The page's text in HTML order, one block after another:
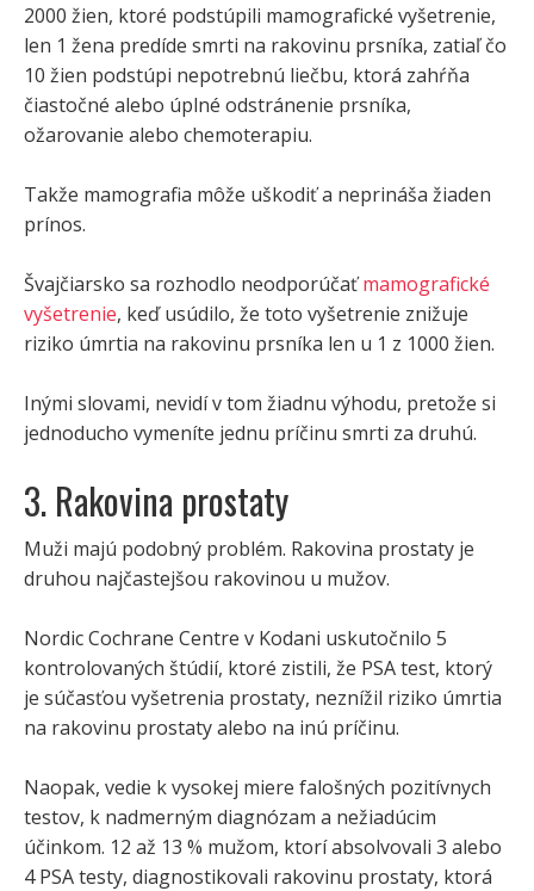
2000 žien, ktoré podstúpili mamografické vyšetrenie,
len 1 žena predíde smrti na rakovinu prsníka, zatiaľ čo
10 žien podstúpi nepotrebnú liečbu, ktorá zahŕňa
čiastočné alebo úplné odstránenie prsníka,
ožarovanie alebo chemoterapiu.
Takže mamografia môže uškodiť a neprináša žiaden
prínos.
Švajčiarsko sa rozhodlo neodporúčaťmamografické
vyšetrenie, keď usúdilo, že toto vyšetrenie znižuje
riziko úmrtia na rakovinu prsníka len u 1 z 1000 žien.
Inými slovami, nevidí v tom žiadnu výhodu, pretože si
jednoducho vymeníte jednu príčinu smrti za druhú.
3. Rakovina prostaty
Muži majú podobný problém. Rakovina prostaty je
druhou najčastejšou rakovinou u mužov.
Nordic Cochrane Centre v Kodani uskutočnilo 5
kontrolovaných štúdií, ktoré zistili, že PSA test, ktorý
je súčasťou vyšetrenia prostaty, neznížil riziko úmrtia
na rakovinu prostaty alebo na inú príčinu.
Naopak, vedie k vysokej miere falošných pozitívnych
testov, k nadmerným diagnózam a nežiadúcim
účinkom. 12 až 13 % mužom, ktorí absolvovali 3 alebo
4 PSA testy, diagnostikovali rakovinu prostaty, ktorá